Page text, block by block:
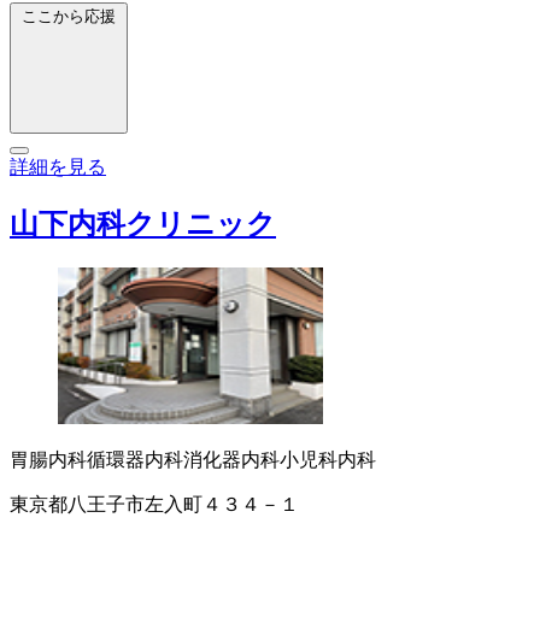
ここから応援
詳細を見る
山下内科クリニック
胃腸内科循環器内科消化器内科小児科内科
東京都八王子市左入町４３４－１